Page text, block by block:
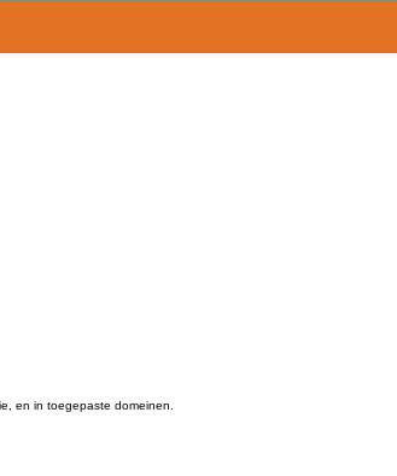
en in toegepaste domeinen.